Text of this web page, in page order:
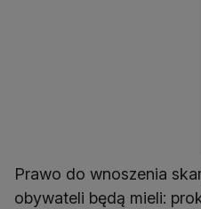
Prawo do wnoszenia
obywateli będą mieli: